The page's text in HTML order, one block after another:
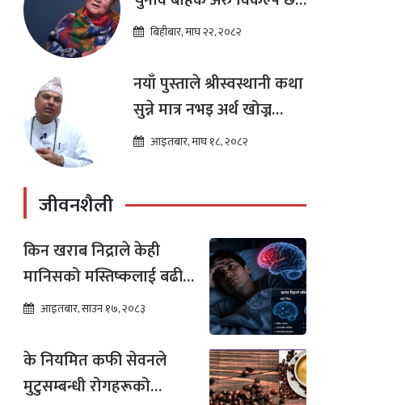
: अष्टलक्ष्मी शाक्य
बिहीबार, माघ २२, २०८२
नयाँ पुस्ताले श्रीस्वस्थानी कथा
सुन्ने मात्र नभइ अर्थ खोज्न
थालेका छन : ज्योतिष तारा
आइतबार, माघ १८, २०८२
जीवनशैली
किन खराब निद्राले केही
मानिसको मस्तिष्कलाई बढी
असर गर्छ ?
आइतबार, साउन १७, २०८३
के नियमित कफी सेवनले
मुटुसम्बन्धी रोगहरूको